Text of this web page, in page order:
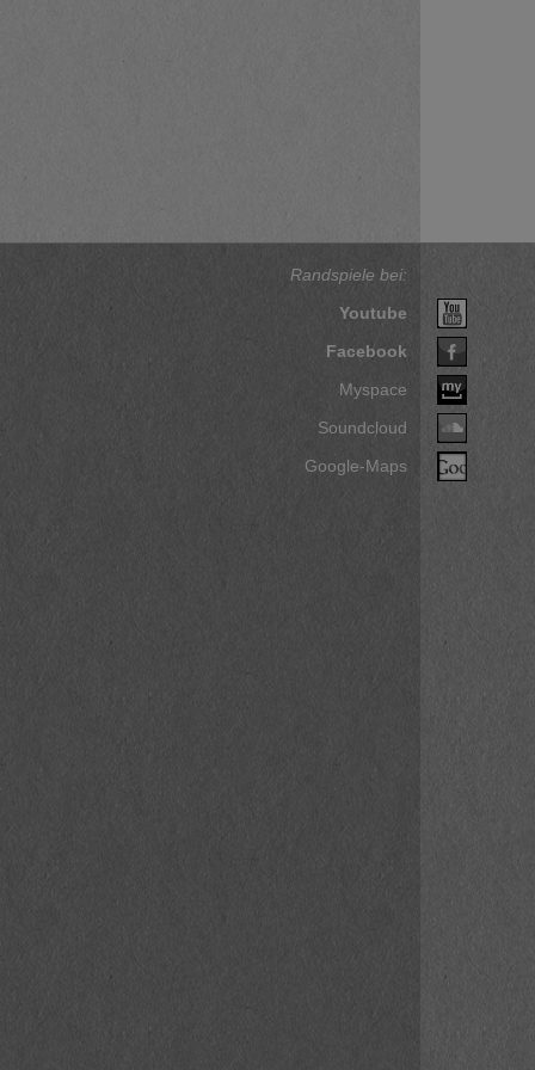
Randspiele bei:
Youtube
Facebook
Myspace
Soundcloud
Google-Maps